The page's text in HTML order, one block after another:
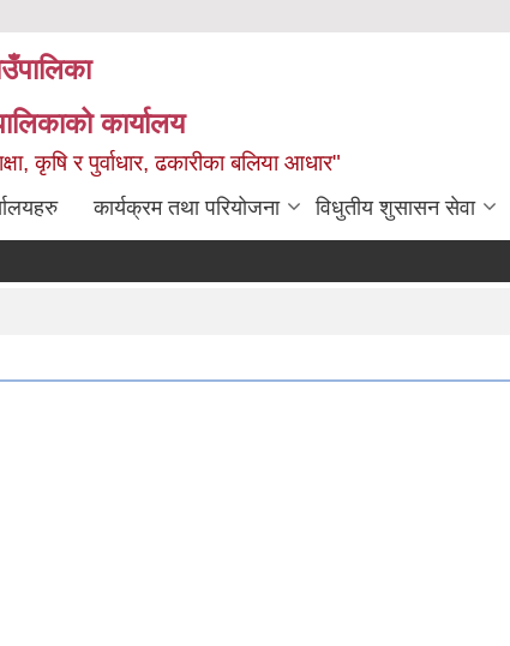
कार्यालय
कृषि र पुर्वाधार, ढकारीका बलिया आधार"
कार्यक्रम तथा परियोजना विधुतीय शुसासन सेवा